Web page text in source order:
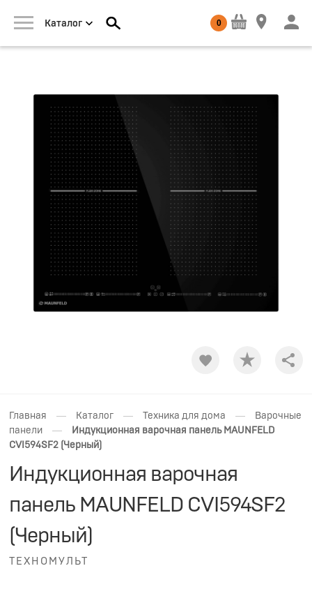
Каталог 0
Главная — Каталог — Техника для дома —
Варочные
панели
—
Индукционная варочная панель MAUNFELD
CVI594SF2 (Черный)
Индукционная варочная
панель MAUNFELD CVI594SF2
(Черный)
ТЕХНОМУЛЬТ